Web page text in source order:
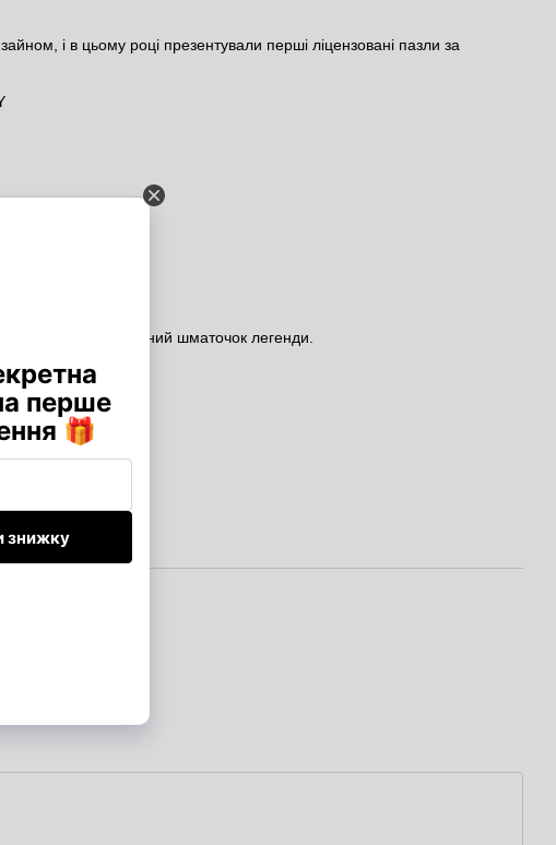
і в цьому році презентували перші ліцензовані пазли за
зібрати свій власний шматочок легенди.
на героя!